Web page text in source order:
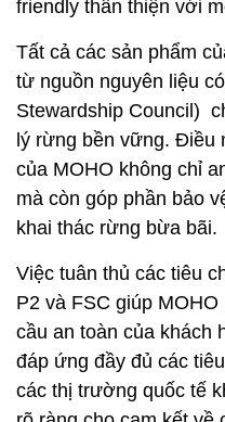
friendly thân thiện với
Tất cả các sản phẩm
từ nguồn nguyên liệu
Stewardship Council)
lý rừng bền vững. Điều
của MOHO không chỉ
mà còn góp phần bảo
khai thác rừng bừa bãi.
Việc tuân thủ các tiêu
P2 và FSC giúp
cầu an toàn của khách
đáp ứng đầy đủ các
các thị trường quốc tế